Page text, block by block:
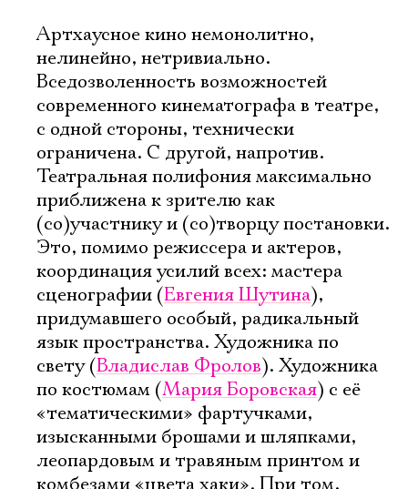
Артхаусное кино немонолитно,
нелинейно, нетривиально.
Вседозволенность возможностей
современного кинематографа в театре,
с одной стороны, технически
ограничена. С другой, напротив.
Театральная полифония максимально
приближена к зрителю как
(со)участнику и (со)творцу постановки.
Это, помимо режиссера и актеров,
координация усилий всех: мастера
сценографии (Евгения Шутина),
придумавшего особый, радикальный
язык пространства. Художника по
свету (Владислав Фролов). Художника
по костюмам (Мария Боровская) с её
«тематическими» фартучками,
изысканными брошами и шляпками,
леопардовым и травяным принтом и
Электропочта